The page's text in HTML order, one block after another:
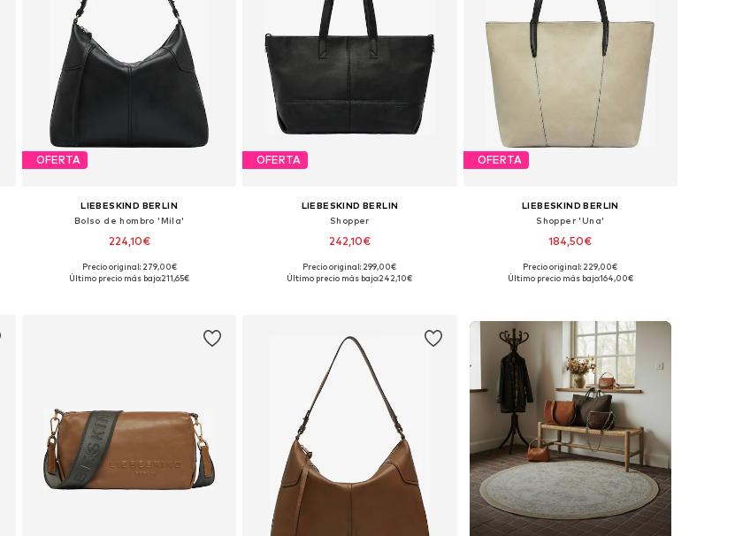
OFERTA
LIEBESKIND BERLIN
Bolso de hombro 'Mila'
224,10€
Tallas disponibles: One Size
Precio original: 279,00€
Último precio más bajo:211,65€
OFERTA
LIEBESKIND BERLIN
Shopper
242,10€
Tallas disponibles: One Size
Precio original: 299,00€
Último precio más bajo:242,10€
OFERTA
LIEBESKIND BERLIN
Shopper 'Una'
184,50€
Tallas disponibles: One Size
Precio original: 229,00€
Último precio más bajo:164,00€